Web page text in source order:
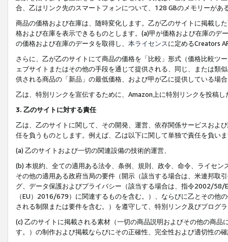
合、乙はリンク先のスマートフォンについて、128 GBのメモリーがあ
商品の価格および在庫は、随時変化します。乙が乙のサイトに掲載し
格および在庫を表示できるものとします。(a)甲が価格および在庫の
の価格および在庫のデータを取得し、 本ライセンスに定めるCreators
さらに、乙が乙のサイトにて商品の価格を「比較」形式（価格比較ツ
ェブサイトまたはその他の手段を通じて提供される、同じ、または類
供される商品の「新品」の最低価格、および甲が乙に提供している場
乙は、特別リンクを宣伝するために、Amazon上に特別リンクを投稿
3. 乙のサイトに対する責任
乙は、乙のサイトに関して、その開発、運営、依存関係サービスおよ
任を負うものとします。例えば、乙は以下に関して単独で責任を負い
(a) 乙のサイトおよび一切の関連設備の技術的運営、
(b) 本規約、全ての適用ある法令、条例、規則、政令、命令、ライセ
その他の適用ある政府当局の要件（開示（該当する場合は、米連邦取
グ、データ保護およびプライバシー（該当する場合は、指令2002/58/
（EU）2016/679）に関連するものを含む。）、ならびに乙とその他
される制限または要件を含む。）を遵守して、特別リンク及びプログ
(c) 乙のサイトに掲載される素材（一切の商品説明およびその他の商
す。）の制作および掲載ならびにその正確性、完全性および適切性の